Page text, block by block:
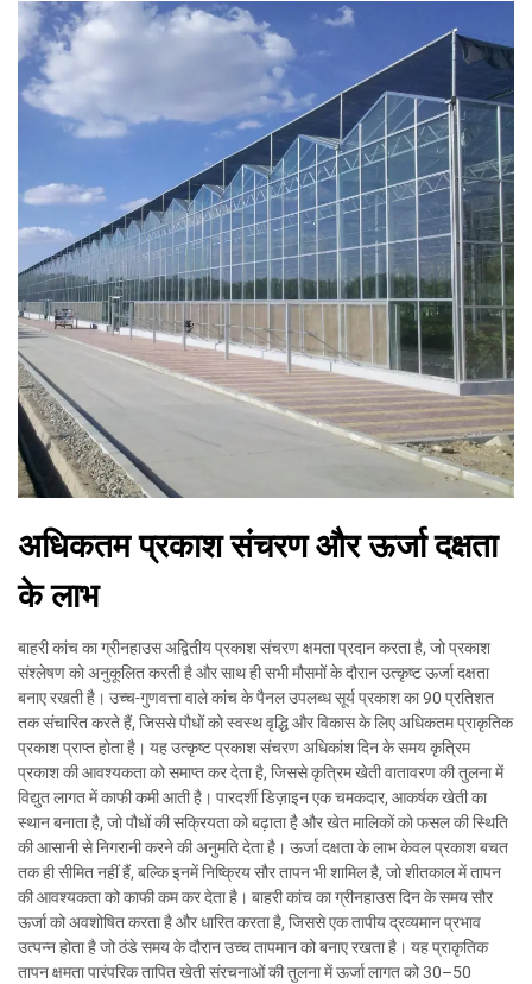
अधिकतम प्रकाश संचरण और ऊर्जा दक्षता
के लाभ
बाहरी कांच का ग्रीनहाउस अद्वितीय प्रकाश संचरण क्षमता प्रदान करता है, जो प्रकाश
संश्लेषण को अनुकूलित करती है और साथ ही सभी मौसमों के दौरान उत्कृष्ट ऊर्जा दक्षता
बनाए रखती है। उच्च-गुणवत्ता वाले कांच के पैनल उपलब्ध सूर्य प्रकाश का 90 प्रतिशत
तक संचारित करते हैं, जिससे पौधों को स्वस्थ वृद्धि और विकास के लिए अधिकतम प्राकृतिक
प्रकाश प्राप्त होता है। यह उत्कृष्ट प्रकाश संचरण अधिकांश दिन के समय कृत्रिम
प्रकाश की आवश्यकता को समाप्त कर देता है, जिससे कृत्रिम खेती वातावरण की तुलना में
विद्युत लागत में काफी कमी आती है। पारदर्शी डिज़ाइन एक चमकदार, आकर्षक खेती का
स्थान बनाता है, जो पौधों की सक्रियता को बढ़ाता है और खेत मालिकों को फसल की स्थिति
की आसानी से निगरानी करने की अनुमति देता है। ऊर्जा दक्षता के लाभ केवल प्रकाश बचत
तक ही सीमित नहीं हैं, बल्कि इनमें निष्क्रिय सौर तापन भी शामिल है, जो शीतकाल में तापन
की आवश्यकता को काफी कम कर देता है। बाहरी कांच का ग्रीनहाउस दिन के समय सौर
ऊर्जा को अवशोषित करता है और धारित करता है, जिससे एक तापीय द्रव्यमान प्रभाव
उत्पन्न होता है जो ठंडे समय के दौरान उच्च तापमान को बनाए रखता है। यह प्राकृतिक
तापन क्षमता पारंपरिक तापित खेती संरचनाओं की तुलना में ऊर्जा लागत को 30–50